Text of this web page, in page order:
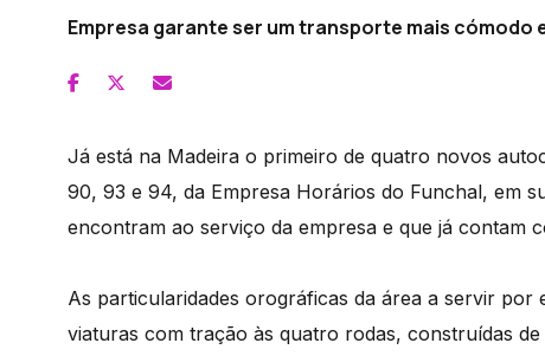
Empresa garante ser um transporte mais cómodo
Já está na Madeira o primeiro de quatro novos
90, 93 e 94, da Empresa Horários do Funchal, em
encontram ao serviço da empresa e que já contam
As particularidades orográficas da área a servir
viaturas com tração às quatro rodas, construídas